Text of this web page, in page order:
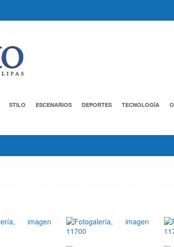
STILO ESCENARIOS DEPORTES TECNOLOGÍA